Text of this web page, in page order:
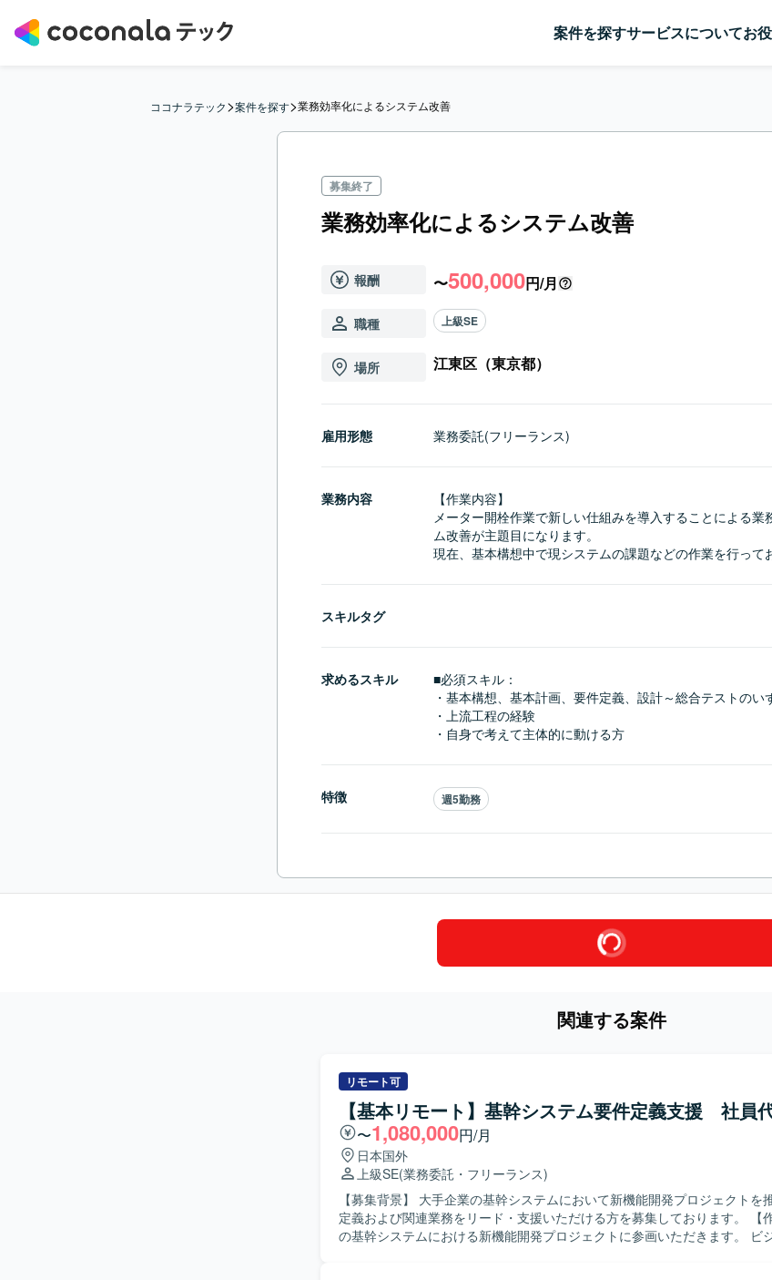
案件を探すサービスについてお
ココナラテック>案件を探す>業務効率化によるシステム改善
募集終了
業務効率化によるシステム改善
報酬 〜500,000円/月
職種 上級SE
場所 江東区（東京都）
雇用形態 業務委託(フリーランス)
業務内容
【作業内容】
メーター開栓作業で新しい仕組みを導入することによる業
ム改善が主題目になります。
現在、基本構想中で現システムの課題などの作業を行って
スキルタグ
求めるスキル
■必須スキル：
・基本構想、基本計画、要件定義、設計～総合テストのい
・上流工程の経験
・自身で考えて主体的に動ける方
特徴 週5勤務
関連する案件
リモート可
【基本リモート】基幹システム要件定義支援 社員
〜1,080,000円/月
日本国外
上級SE(業務委託・フリーランス)
【募集背景】 大手企業の基幹システムにおいて新機能開発プロジェクトを
定義および関連業務をリード・支援いただける方を募集しております。 【作業内容】 大手企業
の基幹システムにおける新機能開発プロジェクトに参画いただきます。 ビ